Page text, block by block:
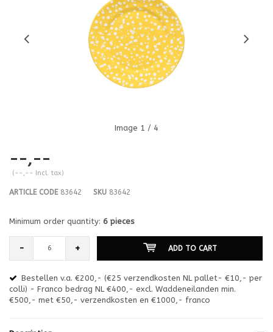
Image 1 / 4
--,--
(--,-- Incl. tax)
ARTICLE CODE83642 SKU 83642
Minimum order quantity: 6 pieces
- + ADD TO CART
Bestellen v.a. €200,- (€25 verzendkosten NL pallet- €10,- per
colli) - Franco bedrag NL €400,- excl. Waddeneilanden min.
€500,- met €50,- verzendkosten en €1000,- franco